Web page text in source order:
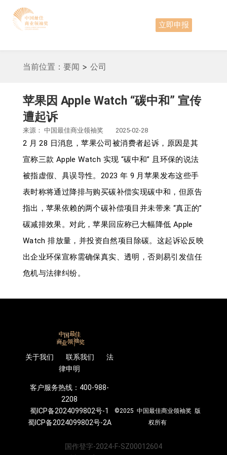
立即申报
当前位置： 要闻 > 公司
苹果因 Apple Watch “碳中和” 宣传
遭起诉
来源： 中国最佳商业领袖奖 2025-02-28
2 月 28 日消息，苹果公司被消费者起诉，原因是其
宣称三款 Apple Watch 实现 “碳中和” 且环保的说法
被指虚假、具误导性。2023 年 9 月苹果发布这些手
表时称将通过降排与购买碳补偿实现碳中和，但原告
指出，苹果依赖的两个碳补偿项目并未带来 “真正的”
碳减排效果。对此，苹果回应称已大幅降低 Apple
Watch 排放量，并投资自然项目除碳。这起诉讼反映
出企业环保宣称需确保真实、透明，否则易引发信任
危机与法律纠纷。
关于我们 联系我们 法
律申明
客户服务热线：400-988-
2208
蜀ICP备2024099802号-1
蜀ICP备2024099802号-2A
©2025 中国最佳商业领袖奖 版
权所有
国作登字-2024-F-SZ00012604